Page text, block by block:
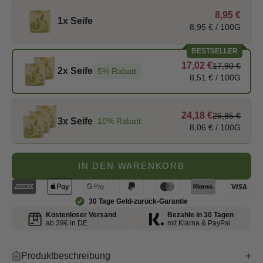
1x Seife
8,95 €
8,95 € / 100G
BESTSELLER
2x Seife 5% Rabatt
17,02 €17,90 €
8,51 € / 100G
3x Seife 10% Rabatt
24,18 €26,85 €
8,06 € / 100G
IN DEN WARENKORB
30 Tage Geld-zurück-Garantie
Kostenloser Versand
ab 39€ in DE
Bezahle in 30 Tagen
mit Klarna & PayPal
Produktbeschreibung